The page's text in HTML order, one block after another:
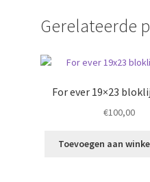
Gerelateerde
For ever 19×23
€100,00
Toevoegen aan